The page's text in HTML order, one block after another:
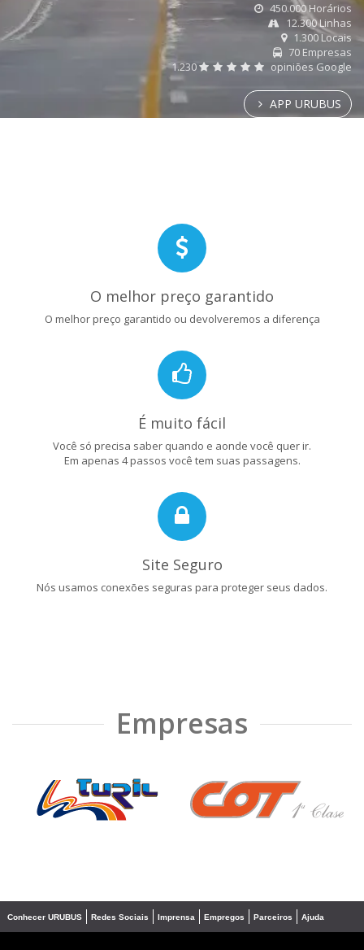
450.000 Horários
12.300 Linhas
1.300 Locais
70 Empresas
1.230
opiniões Google
APP URUBUS
O melhor preço garantido
O melhor preço garantido ou devolveremos a diferença
É muito fácil
Você só precisa saber quando e aonde você quer ir.
Em apenas 4 passos você tem suas passagens.
Site Seguro
Nós usamos conexões seguras para proteger seus dados.
Empresas
❮ ❯
Conhecer URUBUS Redes Sociais Imprensa Empregos Parceiros Ajuda